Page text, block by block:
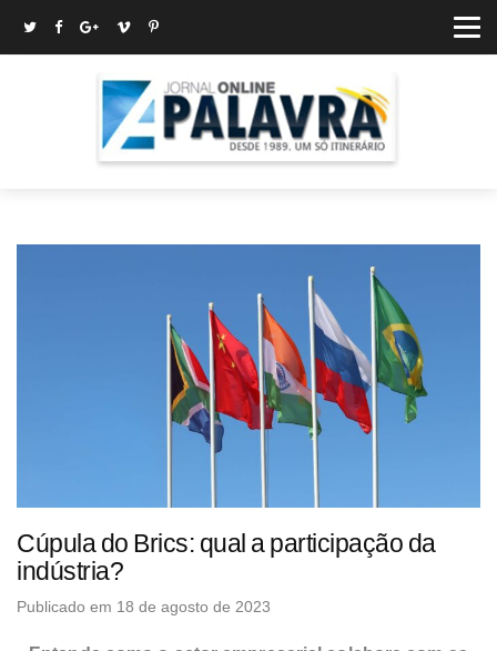
Cúpula do Brics: qual a participação da
indústria?
Publicado em 18 de agosto de 2023